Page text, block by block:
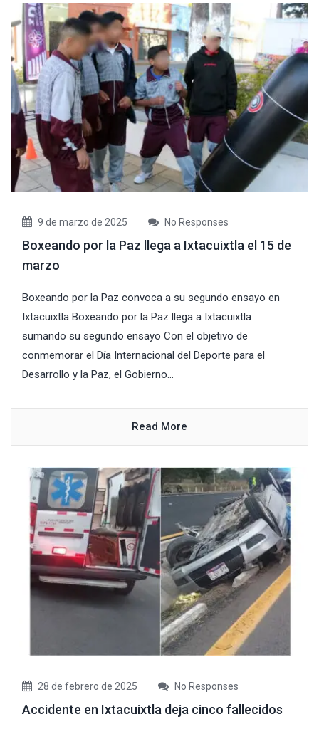
9 de marzo de 2025 No Responses
Boxeando por la Paz llega a Ixtacuixtla el 15 de
marzo
Boxeando por la Paz convoca a su segundo ensayo en
Ixtacuixtla Boxeando por la Paz llega a Ixtacuixtla
sumando su segundo ensayo Con el objetivo de
conmemorar el Día Internacional del Deporte para el
Desarrollo y la Paz, el Gobierno...
Read More
28 de febrero de 2025 No Responses
Accidente en Ixtacuixtla deja cinco fallecidos